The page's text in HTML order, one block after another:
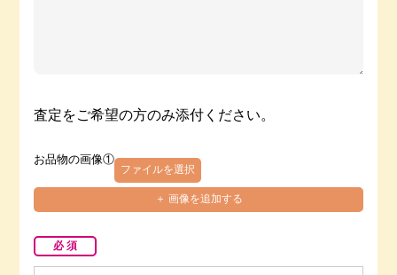
査定をご希望の方のみ添付ください。
お品物の画像①
ファイルを選択
＋ 画像を追加する
必 須